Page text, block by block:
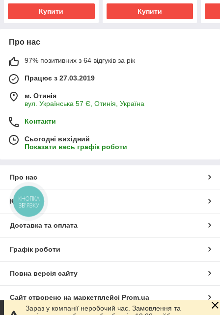
Купити Купити
Про нас
97% позитивних з 64 відгуків за рік
Працює з 27.03.2019
м. Отинія
вул. Українська 57 Є, Отинія, Україна
Контакти
Сьогодні вихідний
Показати весь графік роботи
Про нас
Контакти
Доставка та оплата
Графік роботи
Повна версія сайту
Сайт створено на маркетплейсі Prom.ua
Зараз у компанії неробочий час. Замовлення та
КНОПКА
ЗВ'ЯЗКУ